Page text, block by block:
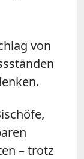
von
– trotz